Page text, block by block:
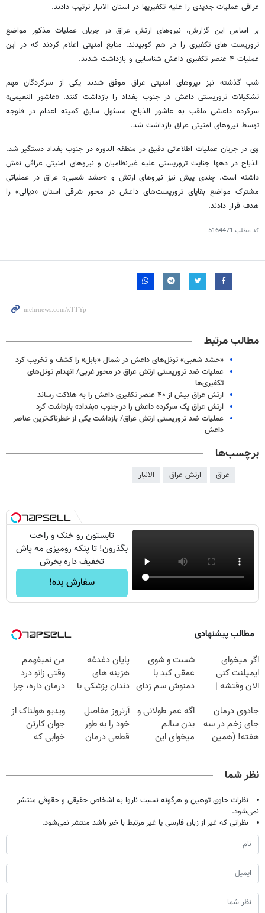
عراقی عملیات جدیدی را علیه تکفیریها در استان الانبار ترتیب دادند.
بر اساس این گزارش، نیروهای ارتش عراق در جریان عملیات مذکور مواضع
تروریست های تکفیری را در هم کوبیدند. منابع امنیتی اعلام کردند که در این
عملیات ۴ عنصر تکفیری داعش شناسایی و بازداشت شدند.
شب گذشته نیز نیروهای امنیتی عراق موفق شدند یکی از سرکردگان مهم
تشکیلات تروریستی داعش در جنوب بغداد را بازداشت کنند. «عاشور النعیمی»
سرکرده داعشی ملقب به عاشور الذباح، مسئول سابق کمیته اعدام در فلوجه
توسط نیروهای امنیتی عراق بازداشت شد.
وی در جریان عملیات اطلاعاتی دقیق در منطقه الدوره در جنوب بغداد دستگیر شد.
الذباح در دهها جنایت تروریستی علیه غیرنظامیان و نیروهای امنیتی عراقی نقش
داشته است. چندی پیش نیز نیروهای ارتش و «حشد شعبی» عراق در عملیاتی
مشترک مواضع بقایای تروریست‌های داعش در محور شرقی استان «دیالی» را
هدف قرار دادند.
کد مطلب 5164471
مطالب مرتبط
«حشد شعبی» تونل‌های داعش در شمال «بابل» را کشف و تخریب کرد
عملیات ضد تروریستی ارتش عراق در محور غربی/ انهدام تونل‌های
تکفیری‌ها
ارتش عراق بیش از ۴۰ عنصر تکفیری داعش را به هلاکت رساند
ارتش عراق یک سرکرده داعش را در جنوب «بغداد» بازداشت کرد
عملیات ضد تروریستی ارتش عراق/ بازداشت یکی از خطرناک‌ترین عناصر
داعش
برچسب‌ها
عراق ارتش عراق الانبار
تابستون رو خنک و راحت
بگذرون! تا پنکه رومیزی مه پاش
تخفیف داره بخرش
سفارش بده!
مطالب پیشنهادی
اگر میخوای
ایمپلنت کنی
الان وقتشه |
میلیون تومان!!!
شست و شوی
عمقی کبد با
دمنوش سم زدای
پایان دغدغه
هزینه های
دندان پزشکی با
خانگی
من نمیفهمم
وقتی زانو درد
درمان داره، چرا
تحمل میکنی؟❗
جادوی درمان
جای زخم در سه
هفته! (همین
اگه عمر طولانی و
بدن سالم
میخوای این
آرتروز مفاصل
خود را به طور
قطعی درمان
ویدیو هولناک از
جوان کارتن
خوابی که
نظر شما
نظرات حاوی توهین و هرگونه نسبت ناروا به اشخاص حقیقی و حقوقی منتشر
نمی‌شود.
نظراتی که غیر از زبان فارسی یا غیر مرتبط با خبر باشد منتشر نمی‌شود.